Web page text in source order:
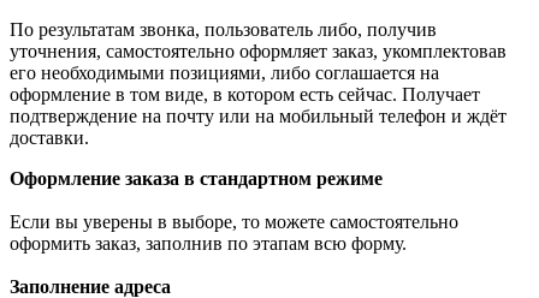
По результатам звонка, пользователь либо, получив
уточнения, самостоятельно оформляет заказ, укомплектовав
его необходимыми позициями, либо соглашается на
оформление в том виде, в котором есть сейчас. Получает
подтверждение на почту или на мобильный телефон и ждёт
доставки.
Оформление заказа в стандартном режиме
Если вы уверены в выборе, то можете самостоятельно
оформить заказ, заполнив по этапам всю форму.
Заполнение адреса